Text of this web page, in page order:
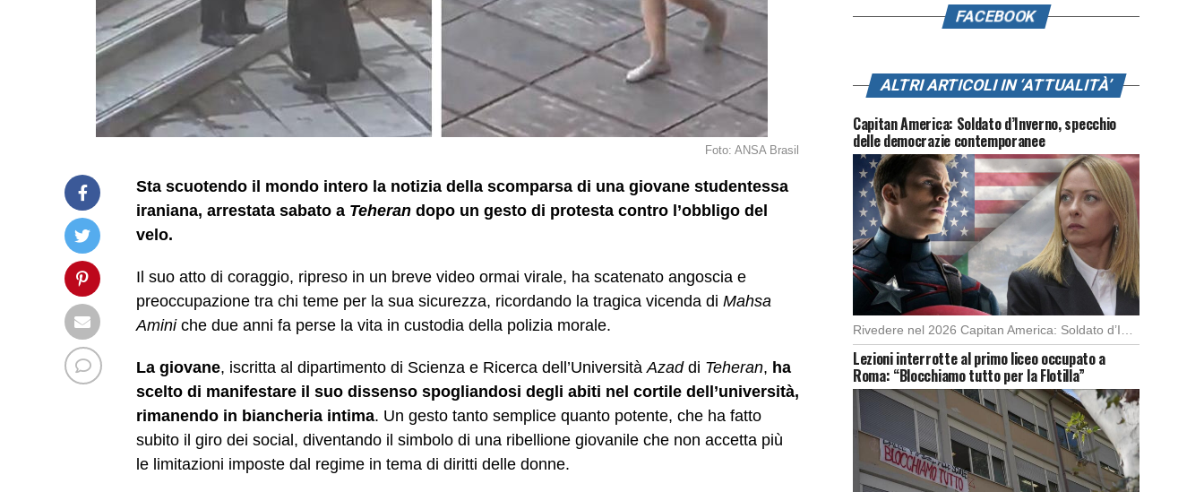
Foto: ANSA Brasil
Sta scuotendo il mondo intero la notizia della scomparsa di una giovane studentessa
iraniana, arrestata sabato a Teheran dopo un gesto di protesta contro l’obbligo del
velo.
Il suo atto di coraggio, ripreso in un breve video ormai virale, ha scatenato angoscia e
preoccupazione tra chi teme per la sua sicurezza, ricordando la tragica vicenda di Mahsa
Amini che due anni fa perse la vita in custodia della polizia morale.
La giovane, iscritta al dipartimento di Scienza e Ricerca dell’UniversitàAzaddi Teheran, ha
scelto di manifestare il suo dissenso spogliandosi degli abiti nel cortile dell’università,
rimanendo in biancheria intima. Un gesto tanto semplice quanto potente, che ha fatto
subito il giro dei social, diventando il simbolo di una ribellione giovanile che non accetta più
le limitazioni imposte dal regime in tema di diritti delle donne.
FACEBOOK
ALTRI ARTICOLI IN ‘ATTUALITÀ’
Capitan America: Soldato d’Inverno, specchio
delle democrazie contemporanee
Lezioni interrotte al primo liceo occupato a
Roma: “Blocchiamo tutto per la Flotilla”